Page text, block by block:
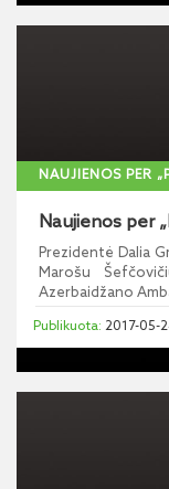
NAUJIENOS PER
Naujienos per
Prezidentė Dalia
Marošu
Azerbaidžano
2017-05-